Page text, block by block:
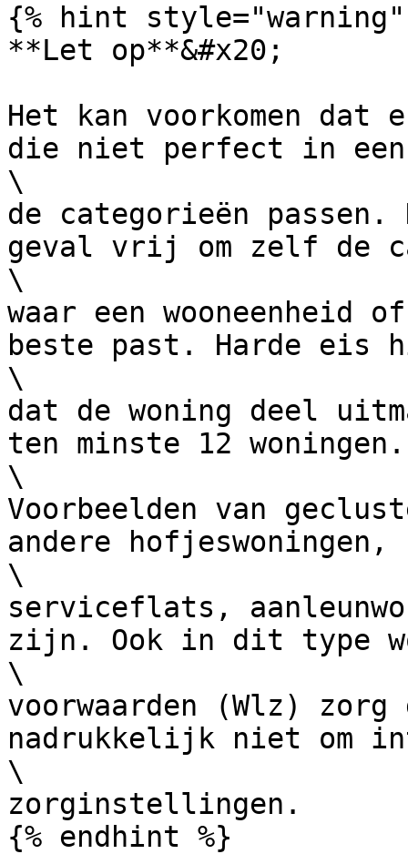
{% hint style="warning"
**Let op**&#x20;
Het kan voorkomen
die niet perfect in een
\
de categorieën
geval vrij om zelf de
\
waar een wooneenheid
beste past. Harde
\
dat de woning deel
ten minste 12 woningen.
\
Voorbeelden van
andere hofjeswoningen,
\
serviceflats,
zijn. Ook in dit type
\
voorwaarden (Wlz)
nadrukkelijk niet om
\
zorginstellingen.
{% endhint %}